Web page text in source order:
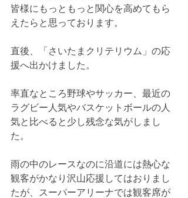
皆様にもっともっと関心を高めてもら
えたらと思っております。
直後、「さいたまクリテリウム」の応
援へ出かけました。
率直なところ野球やサッカー、最近の
ラグビー人気やバスケットボールの人
気と比べると少し残念な気がしまし
た。
雨の中のレースなのに沿道には熱心な
観客がかなり沢山応援してはおりまし
たが、スーパーアリーナでは観客席が